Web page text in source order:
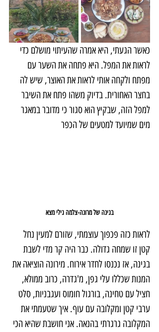
כאשר הגעתי, היא אמרה שהעיתוי מושלם כדי
לראות את המפל. היא פתחה את השער עם
מפתח ולקחה אותי לראות את האוצר, שיש לה
בחצר האחורית. בדיוק משהו פתח את השיבר
למפל הזה, שבקיץ הוא סגור כי מדובר במאגר
מים שמיועד למטעים של הכפר
בגינה של מרונה-צלמה גילי מצא
לראות כזה פכפוך עוצמתי, שזורם למעין נחל
קטן זו שמחה גדולה. כבר היה קר מדי לשבת
בגינה, אז נכנסו לחדר אירוח. מירונה הוציאה את
המנות שכללו עלי גפן, מ'גדרה, כרוב ממולא,
חציל עם טחינה, בורגול חומוס ועגבניות, סלט
ערבי קטן ומקלובה עם עוף. איך שטעמתי את
המקלובה גרגרתי בהנאה. אני חושבת שהיא הכי